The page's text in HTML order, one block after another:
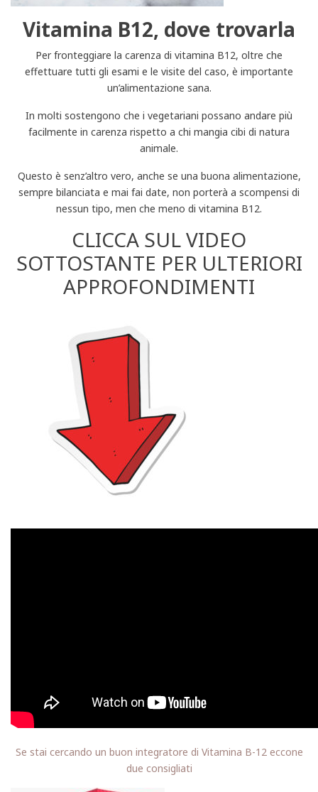
Vitamina B12, dove trovarla
Per fronteggiare la carenza di vitamina B12, oltre che
effettuare tutti gli esami e le visite del caso, è importante
un’alimentazione sana.
In molti sostengono che i vegetariani possano andare più
facilmente in carenza rispetto a chi mangia cibi di natura
animale.
Questo è senz’altro vero, anche se una buona alimentazione,
sempre bilanciata e mai fai date, non porterà a scompensi di
nessun tipo, men che meno di vitamina B12.
CLICCA SUL VIDEO
SOTTOSTANTE PER ULTERIORI
APPROFONDIMENTI
Se stai cercando un buon integratore di Vitamina B-12 eccone
due consigliati